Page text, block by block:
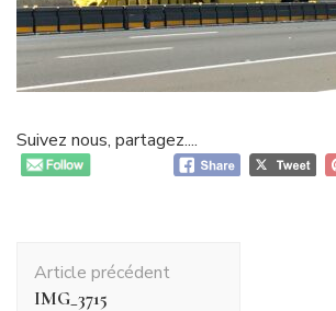
Suivez nous, partagez....
d'article
Article précédent
IMG_3715